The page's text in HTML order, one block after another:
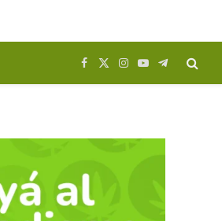
Facebook
X
(Twitter)
Instagram
YouTubeTelegram